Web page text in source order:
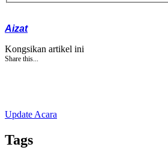
Aizat
Kongsikan artikel ini
Share this...
Update Acara
Tags